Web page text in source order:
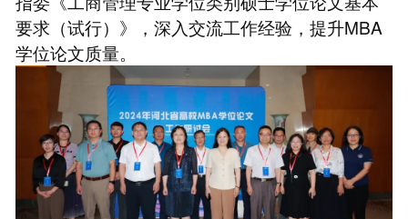
要求（试行）》，深入交流工作经验，提升MBA
学位论文质量。